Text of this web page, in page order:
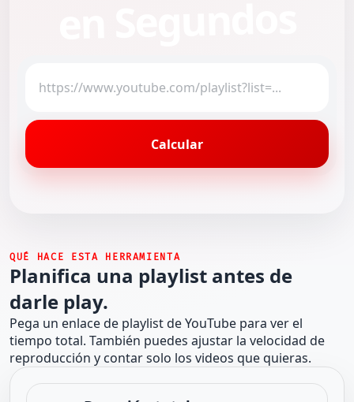
Calcular
QUÉ HACE ESTA HERRAMIENTA
Planifica una playlist antes de
darle play.
Pega un enlace de playlist de YouTube para ver el
tiempo total. También puedes ajustar la velocidad de
reproducción y contar solo los videos que quieras.